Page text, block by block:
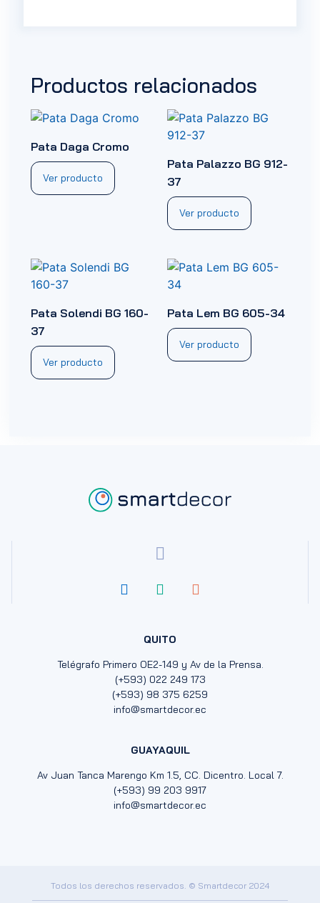
Productos relacionados
Pata Daga Cromo
Ver producto
Pata Palazzo BG 912-
37
Ver producto
Pata Solendi BG 160-
37
Ver producto
Pata Lem BG 605-34
Ver producto
QUITO
Telégrafo Primero OE2-149 y Av de la Prensa.
(+593) 022 249 173
(+593) 98 375 6259
info@smartdecor.ec
GUAYAQUIL
Av Juan Tanca Marengo Km 1.5, CC. Dicentro. Local 7.
(+593) 99 203 9917
info@smartdecor.ec
Todos los derechos reservados. © Smartdecor 2024